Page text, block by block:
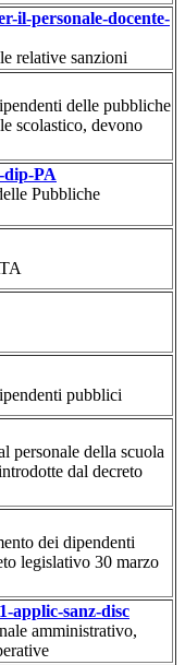
il-personale-docente-
relative sanzioni
delle pubbliche
scolastico, devono
dip-PA
Pubbliche
pubblici
personale della scuola
dal decreto
dei dipendenti
legislativo 30 marzo
applic-sanz-disc
amministrativo,